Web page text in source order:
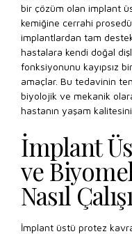
bir çözüm olan implant
kemiğine cerrahi
implantlardan tam
hastalara kendi doğal
fonksiyonunu kayıpsız
amaçlar. Bu tedavinin
biyolojik ve mekanik
hastanın yaşam kalitesini
İmplant
ve
Nasıl
İmplant üstü protez